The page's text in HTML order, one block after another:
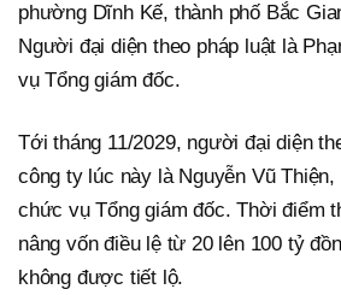
phường Dĩnh Kế, thành phố Bắc
Người đại diện theo pháp luật là
vụ Tổng giám đốc.
Tới tháng 11/2029, người đại diện
công ty lúc này là Nguyễn Vũ Thiện,
chức vụ Tổng giám đốc. Thời điểm
nâng vốn điều lệ từ 20 lên 100 tỷ
không được tiết lộ.